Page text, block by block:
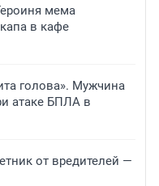
мема
в кафе
голова». Мужчина
атаке БПЛА в
от вредителей —